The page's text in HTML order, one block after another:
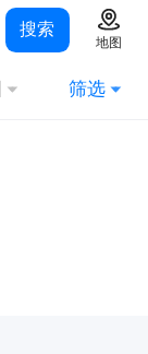
搜索
地图
筛选